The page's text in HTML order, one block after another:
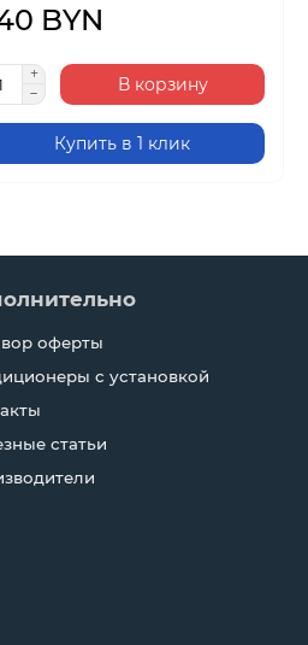
BYN
В корзину
Купить в 1 клик
оферты
с установкой
статьи